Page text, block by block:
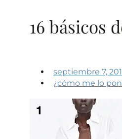
16 básicos
septiembre 7,
¿cómo me lo